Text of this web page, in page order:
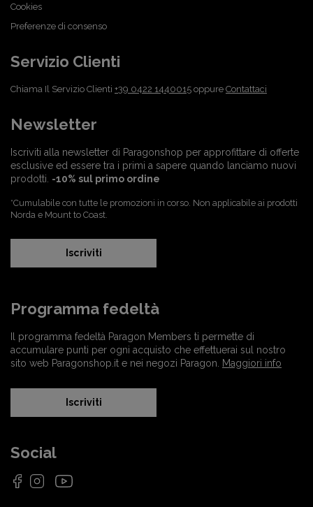
Cookies
Preferenze di consenso
Servizio Clienti
Chiama Il Servizio Clienti +39 0422 1440015 oppure Contattaci
Newsletter
Iscriviti alla newsletter di Paragonshop per approfittare di offerte
esclusive ed essere tra i primi a sapere quando lanciamo nuovi
prodotti. -10% sul primo ordine
*Cumulabile con tutte le promozioni in corso. Non applicabile ai prodotti
Norda e Mount to Coast.
Iscriviti
Programma fedeltà
Il programma fedeltà Paragon Members ti permette di
accumulare punti per ogni acquisto che effettuerai sul nostro
sito web Paragonshop.it e nei negozi Paragon.
Maggiori info
Iscriviti
Social